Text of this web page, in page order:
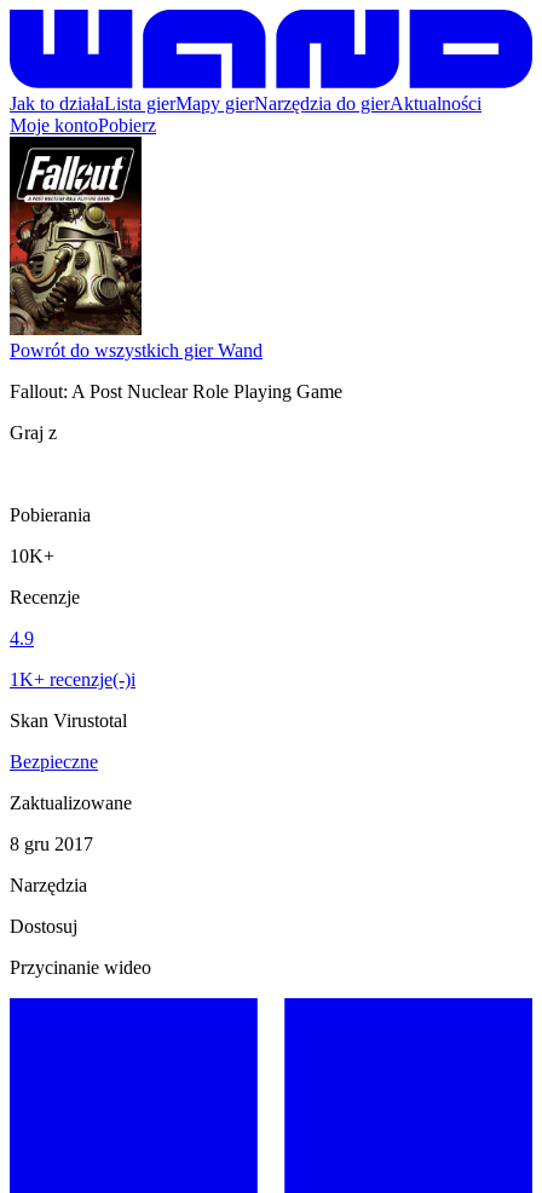
Jak to działaLista gierMapy gierNarzędzia do gierAktualności
Moje kontoPobierz
Powrót do wszystkich gier Wand
Fallout: A Post Nuclear Role Playing Game
Graj z
Pobierania
10K+
Recenzje
4.9
1K+ recenzje(-)i
Skan Virustotal
Bezpieczne
Zaktualizowane
8 gru 2017
Narzędzia
Dostosuj
Przycinanie wideo